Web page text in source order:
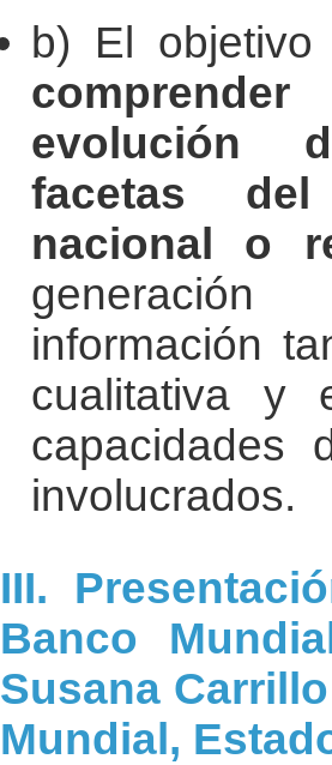
b) El
evolución
facetas
nacional o
información
cualitativa y
capacidades
involucrados.
III.
Banco
Susana
Mundial,